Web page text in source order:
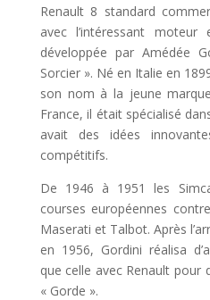
Renault 8 standard
avec l’intéressant
développée par Amédée
Sorcier ». Né en Italie en
son nom à la jeune
France, il était spécialisé
avait des idées
compétitifs.
De 1946 à 1951 les
courses européennes
Maserati et Talbot. Après
en 1956, Gordini réalisa
que celle avec Renault pour
« Gorde ».